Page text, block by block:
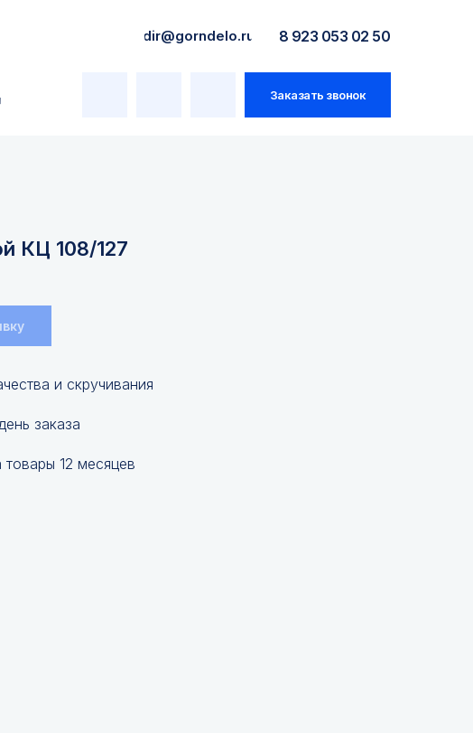
dir@gorndelo.ru 8 923 053 02 50
Заказать звонок
КЦ 108/127
и скручивания
заказа
товары 12 месяцев